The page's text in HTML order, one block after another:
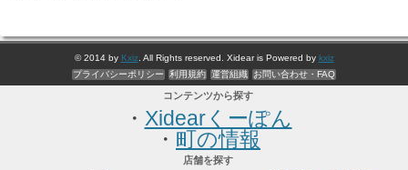
© 2014 by Kxiz. All Rights reserved. Xidear is Powered by kxiz
プライバシーポリシー
利用規約 運営組織 お問い合わせ・FAQ
コンテンツから探す
・ Xidearくーぽん
・ 町の情報
店舗を探す